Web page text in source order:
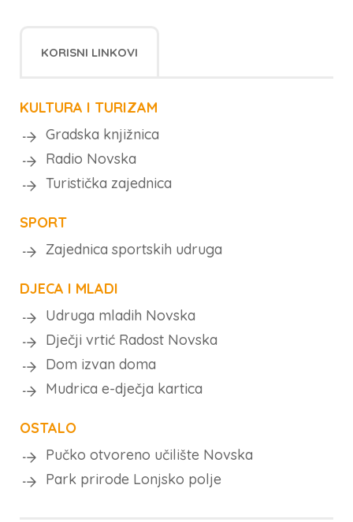
KORISNI LINKOVI
KULTURA I TURIZAM
Gradska knjižnica
Radio Novska
Turistička zajednica
SPORT
Zajednica sportskih udruga
DJECA I MLADI
Udruga mladih Novska
Dječji vrtić Radost Novska
Dom izvan doma
Mudrica e-dječja kartica
OSTALO
Pučko otvoreno učilište Novska
Park prirode Lonjsko polje